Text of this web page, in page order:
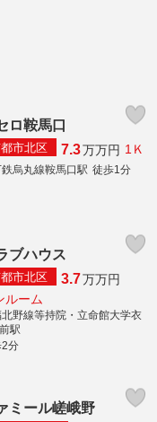
ロ鞍馬口
市北区 7.3万万円 1Ｋ
烏丸線鞍馬口駅 徒歩1分
ブハウス
市北区 3.7万万円
ルーム
野線等持院・立命館大学衣
駅
分
ミール嵯峨野